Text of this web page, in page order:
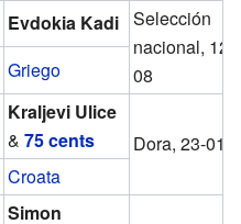
Evdokia Kadi Selección
nacional, 12-
08
Griego
Kraljevi Ulice
&75 cents
Dora, 23-01-
Croata
Simon